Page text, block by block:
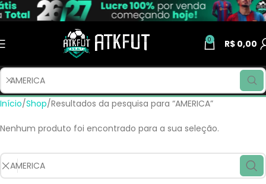
0 R$ 0,00
Início Shop Resultados da pesquisa para “AMERICA”
Nenhum produto foi encontrado para a sua seleção.